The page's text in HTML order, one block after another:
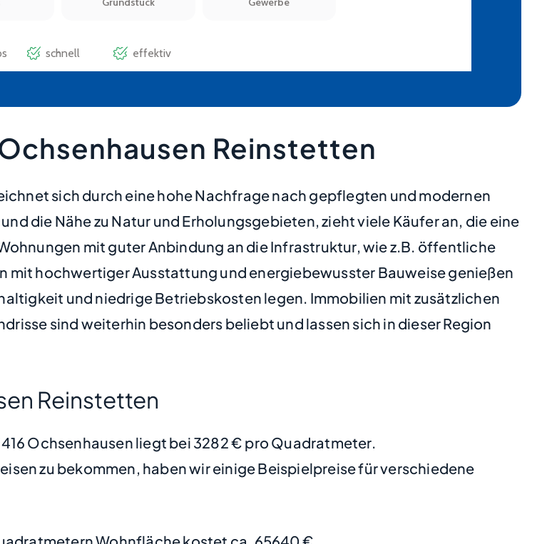
Reinstetten
sich durch eine hohe Nachfrage nach gepflegten und modernen
die Nähe zu Natur und Erholungsgebieten, zieht viele Käufer an, die eine
mit guter Anbindung an die Infrastruktur, wie z.B. öffentliche
hochwertiger Ausstattung und energiebewusster Bauweise genießen
und niedrige Betriebskosten legen. Immobilien mit zusätzlichen
sind weiterhin besonders beliebt und lassen sich in dieser Region
Reinstetten
Ochsenhausen liegt bei 3282 € pro Quadratmeter.
zu bekommen, haben wir einige Beispielpreise für verschiedene